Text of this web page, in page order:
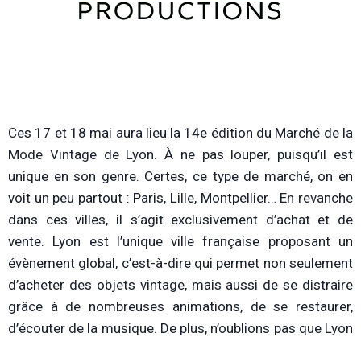
Ces 17 et 18 mai aura lieu la 14e édition du Marché de la
Mode Vintage de Lyon. À ne pas louper, puisqu’il est
unique en son genre. Certes, ce type de marché, on en
voit un peu partout : Paris, Lille, Montpellier… En revanche
dans ces villes, il s’agit exclusivement d’achat et de
vente. Lyon est l’unique ville française proposant un
évènement global, c’est-à-dire qui permet non seulement
d’acheter des objets vintage, mais aussi de se distraire
grâce à de nombreuses animations, de se restaurer,
d’écouter de la musique. De plus, n’oublions pas que Lyon